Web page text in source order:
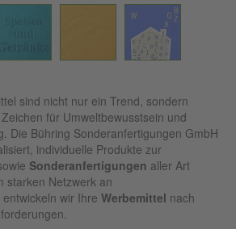
sind nicht nur ein Trend, sondern
für Umweltbewusstsein und
Die Bühring Sonderanfertigungen GmbH
individuelle Produkte zur
Sonderanfertigungen aller Art
starken Netzwerk an
wir Ihre Werbemittel nach